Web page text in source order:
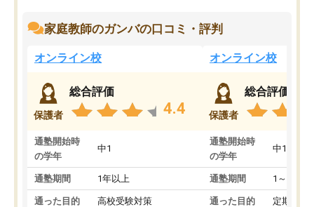
家庭教師のガンバの口コミ・評判
オンライン校
保護者
総合評価
4.4
通塾開始時
の学年
中1
通塾期間 1年以上
通った目的 高校受験対策
オンライン校
保護者
総合評価
通塾開始時
の学年
中1
通塾期間 1～3ヵ月
通った目的 定期テス